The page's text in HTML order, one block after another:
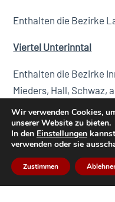
Enthalten die Bezirke
Viertel Unterinntal
Enthalten die Bezirke
Mieders, Hall, Schwaz,
Hofmark Lichtwehr.
Viertel Wipptal
Enthalten die Bezirke
Viertel der drey
Wir verwenden Cookies,
unserer Website zu bieten.
In den Einstellungen
verwenden oder sie
Zustimmen